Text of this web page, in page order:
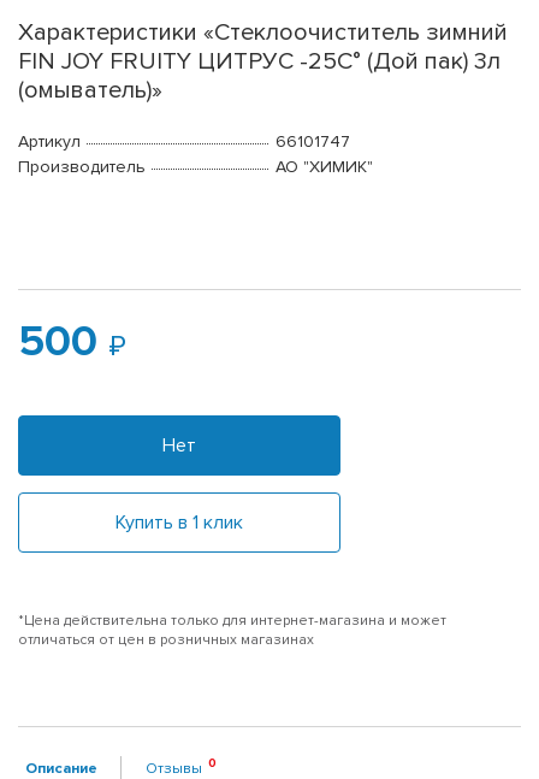
Характеристики «Стеклоочиститель зимний
FIN JOY FRUITY ЦИТРУС -25С° (Дой пак) 3л
(омыватель)»
Артикул
66101747
Производитель
АО "ХИМИК"
500
Нет
Купить в 1 клик
*Цена действительна только для интернет-магазина и может
отличаться от цен в розничных магазинах
Описание Отзывы